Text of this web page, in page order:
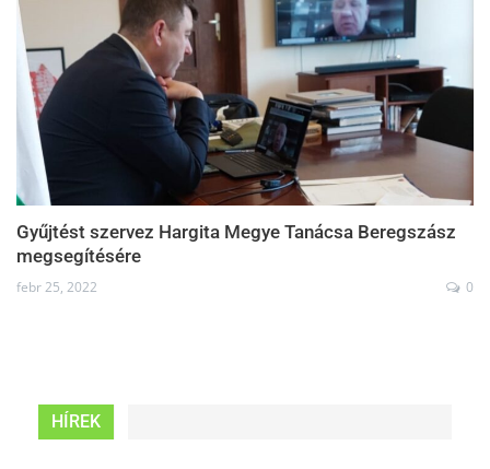
Gyűjtést szervez Hargita Megye Tanácsa Beregszász
megsegítésére
febr 25, 2022 0
HÍREK